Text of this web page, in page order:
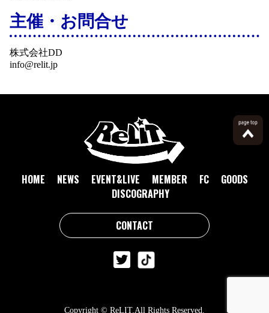
主催・お問合せ
株式会社DD
info@relit.jp
HOME NEWS EVENT&LIVE MEMBER FC
GOODS
DISCOGRAPHY
CONTACT
Copyright © ReLIT.All Rights Reserved.